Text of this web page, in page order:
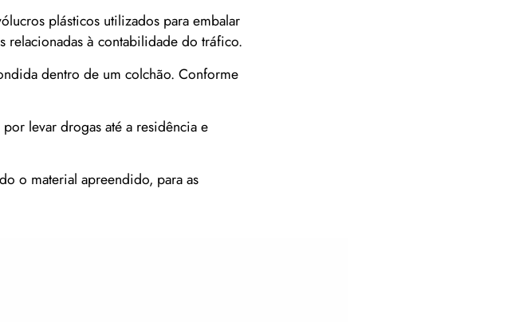
plásticos utilizados para embalar
relacionadas à contabilidade do tráfico.
dentro de um colchão. Conforme
levar drogas até a residência e
o material apreendido, para as